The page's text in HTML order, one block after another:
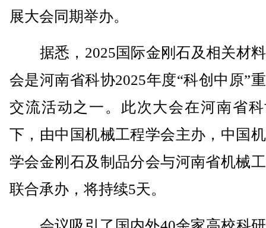
展大会同期举办。
据悉，2025国际金刚石及相关材
会是河南省科协2025年度“科创中原”
交流活动之一。此次大会在河南省
下，由中国机械工程学会主办，中国
学会金刚石及制品分会与河南省机械
联合承办，将持续5天。